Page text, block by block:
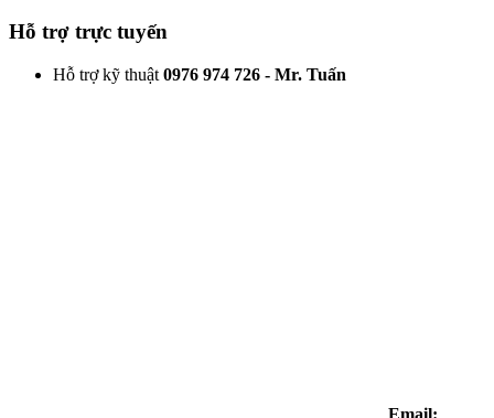
Hỗ trợ trực tuyến
Hỗ trợ kỹ thuật 0976 974 726 - Mr. Tuấn